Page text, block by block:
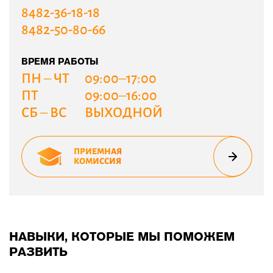
8482-36-18-18
8482-50-80-66
ВРЕМЯ РАБОТЫ
ПН – ЧТ
09:00–17:00
ПТ
09:00–16:00
СБ – ВС
ВЫХОДНОЙ
ПРИЕМНАЯ
КОМИССИЯ
НАВЫКИ, КОТОРЫЕ МЫ ПОМОЖЕМ
РАЗВИТЬ